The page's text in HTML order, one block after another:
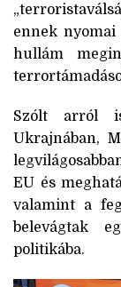
ennek nyomai
hullám
Szólt arról
Ukrajnában,
EU és
valamint a
belevágtak
politikába.